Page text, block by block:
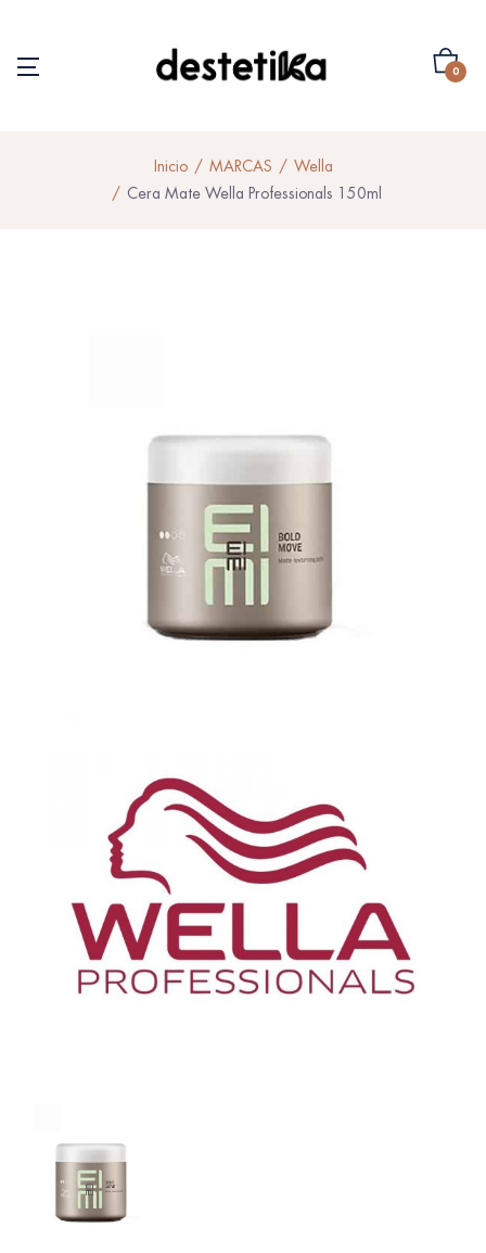
0
Inicio MARCAS
Wella
Cera Mate Wella Professionals 150ml